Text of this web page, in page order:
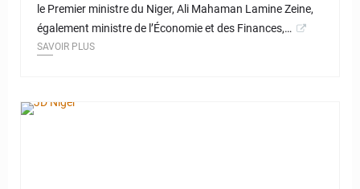
le Premier ministre du Niger, Ali Mahaman Lamine Zeine,
également ministre de l’Économie et des Finances,…
SAVOIR PLUS